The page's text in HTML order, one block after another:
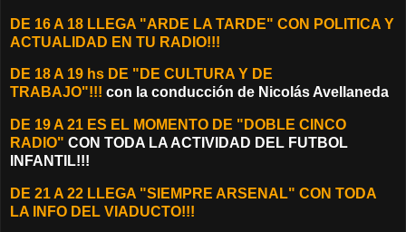
DE 16 A 18 LLEGA "ARDE LA TARDE" CON POLITICA Y
ACTUALIDAD EN TU RADIO!!!
DE 18 A 19 hs DE "DE CULTURA Y DE
TRABAJO"!!! con la conducción de Nicolás Avellaneda
DE 19 A 21 ES EL MOMENTO DE "DOBLE CINCO
RADIO" CON TODA LA ACTIVIDAD DEL FUTBOL
INFANTIL!!!
DE 21 A 22 LLEGA "SIEMPRE ARSENAL" CON TODA
LA INFO DEL VIADUCTO!!!